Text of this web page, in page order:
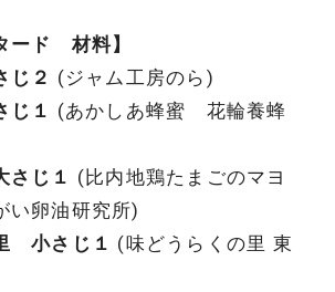
ード 材料】
２ (ジャム工房のら)
１ (あかしあ蜂蜜 花輪養蜂
じ１ (比内地鶏たまごのマヨ
卵油研究所)
小さじ１ (味どうらくの里 東